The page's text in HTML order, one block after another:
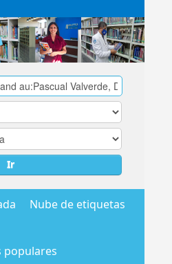
Ir
Nube de etiquetas
populares